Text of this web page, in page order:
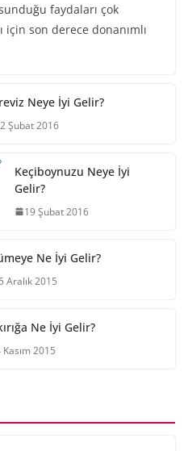
faydaları çok
için son derece donanımlı
Neye İyi Gelir?
Şubat 2016
Keçiboynuzu Neye İyi
Gelir?
19 Şubat 2016
Ne İyi Gelir?
Aralık 2015
Ne İyi Gelir?
Kasım 2015